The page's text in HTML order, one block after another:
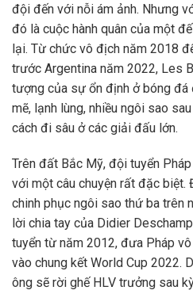
đội đến với nỗi ám ảnh. Nhưng
đó là cuộc hành quân của một
lại. Từ chức vô địch năm 2018
trước Argentina năm 2022, Les
tượng của sự ổn định ở bóng đá
mẽ, lạnh lùng, nhiều ngôi sao sau
cách đi sâu ở các giải đấu lớn.
Trên đất Bắc Mỹ, đội tuyển
với một câu chuyện rất đặc biệt.
chinh phục ngôi sao thứ ba trên
lời chia tay của Didier
tuyển từ năm 2012, đưa Pháp
vào chung kết World Cup 2022.
ông sẽ rời ghế HLV trưởng sau